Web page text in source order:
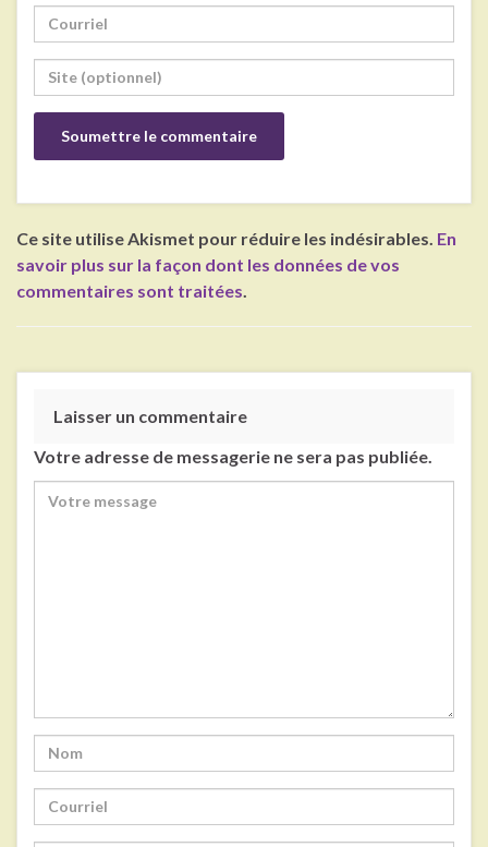
Ce site utilise Akismet pour réduire les indésirables. En
savoir plus sur la façon dont les données de vos
commentaires sont traitées
Laisser un commentaire
Votre adresse de messagerie ne sera pas publiée.